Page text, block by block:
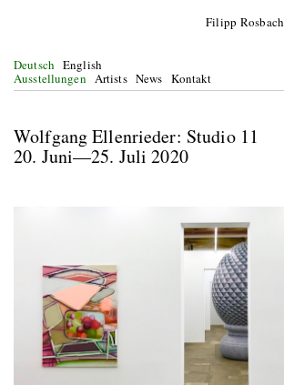
Filipp
Deutsch English
Ausstellungen Artists News Kontakt
Wolfgang Ellenrieder: Studio 11
20. Juni—25. Juli 2020